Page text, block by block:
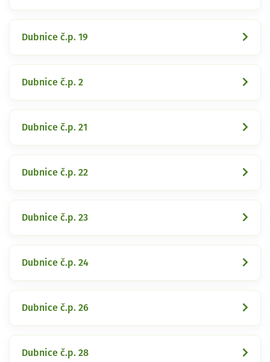
Dubnice č.p. 19
Dubnice č.p. 2
Dubnice č.p. 21
Dubnice č.p. 22
Dubnice č.p. 23
Dubnice č.p. 24
Dubnice č.p. 26
Dubnice č.p. 28